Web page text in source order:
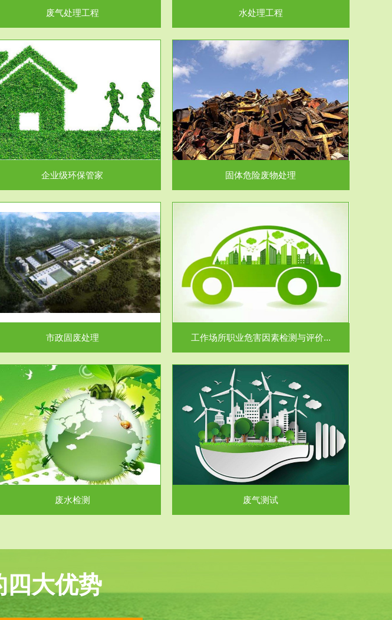
废气处理工程 水处理工程
企业级环保管家
服务范围
固体危险废物处理
体废物解释：固体废物是指人们在生产建设、
日常生活和其他活动中...
固体危险废物处理
市政固废处理
服务范围
工作场所职业危害因素检测与评价...
【检测评价意义】：全面了解工作场所职业病危
害因素分布与浓（强）度...
工作场所职业危害因素检测与评价...
废水检测
服务范围
废气测试
检测范围工业废气检测包括有机废气和无机废
气。有机废气主要包括...
废气测试
四大优势